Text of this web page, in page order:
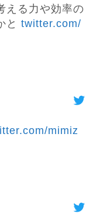
える力や効率の
と twitter.com/
mimiz